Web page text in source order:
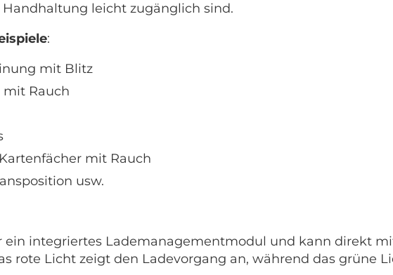
Handhaltung leicht zugänglich sind.
:
mit Blitz
Rauch
mit Rauch
usw.
ein integriertes Lademanagementmodul und kann direkt
rote Licht zeigt den Ladevorgang an, während das grüne